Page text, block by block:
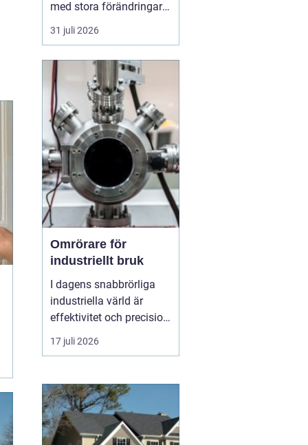
med stora förändringar i
hemmet: köket ska
byggas om, badrummet
funktionellt eller huset
behöver fräschas upp
både ute och inne.
Samtidigt kan...
31 juli 2026
Omrörare för
industriellt bruk
I dagens snabbrörliga
industriella värld är
effektivitet och precision
av yttersta vikt. En
omrörare
säkerställa att väts...
17 juli 2026